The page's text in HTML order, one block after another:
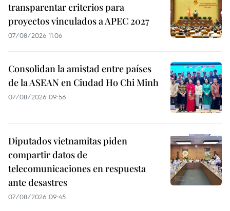
transparentar criterios para
proyectos vinculados a APEC 2027
07/08/2026 11:06
Consolidan la amistad entre países
de la ASEAN en Ciudad Ho Chi Minh
07/08/2026 09:56
Diputados vietnamitas piden
compartir datos de
telecomunicaciones en respuesta
ante desastres
07/08/2026 09:45